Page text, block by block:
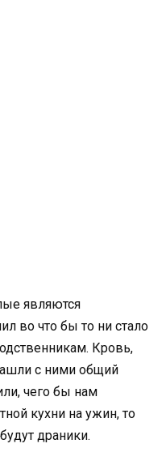
являются
во что бы то ни стало
Кровь,
с ними общий
чего бы нам
кухни на ужин, то
драники.